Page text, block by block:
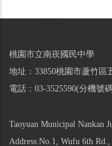
桃園市立南崁國民中學
地址：33850桃園市蘆竹區
電話：03-3525590(分機號
Taoyuan Municipal Nankan
Address:No.1, Wufu 6th